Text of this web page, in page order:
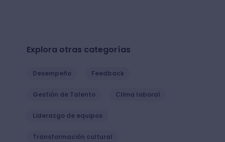
Explora otras categorías
Desempeño Feedback
Gestión de Talento Clima laboral
Liderazgo de equipos
Transformación cultural